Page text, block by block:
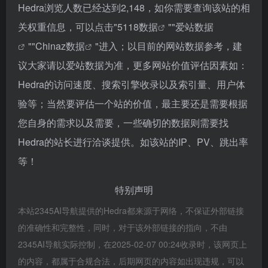
Hedra浏览人数已经达到2,148，如你需要查询该站的相
关权重信息，可以点击"5118数据 ""爱站数据
""Chinaz数据
"进入；以目前的网站数据参考，建
议大家请以爱站数据为准，更多网站价值评估因素如：
Hedra的访问速度、搜索引擎收录以及索引量、用户体
验等；当然要评估一个站的价值，最主要还是需要根据
您自身的需求以及需要，一些确切的数据则需要找
Hedra的站长进行洽谈提供。如该站的IP、PV、跳出率
等！
特别声明
本站2345AI导航提供的Hedra都来源于网络，不保证外部链接
的准确性和完整性，同时，对于该外部链接的指向，不由
2345AI导航实际控制，在2025-02-07 00:24收录时，该网页上
的内容，都属于合规合法，后期网页的内容如出现违规，可以